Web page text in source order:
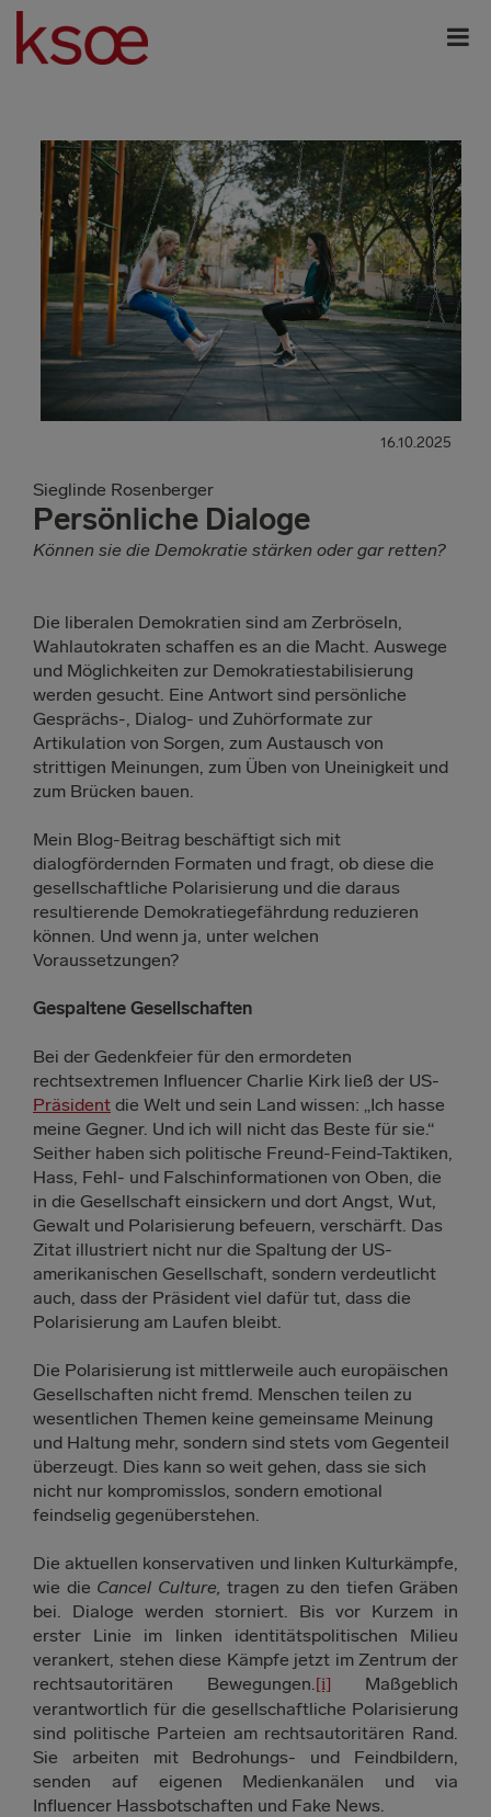
16.10.2025
Sieglinde Rosenberger
Persönliche Dialoge
Können sie die Demokratie stärken oder gar retten?
Die liberalen Demokratien sind am Zerbröseln,
Wahlautokraten schaffen es an die Macht. Auswege
und Möglichkeiten zur Demokratiestabilisierung
werden gesucht. Eine Antwort sind persönliche
Gesprächs-, Dialog- und Zuhörformate zur
Artikulation von Sorgen, zum Austausch von
strittigen Meinungen, zum Üben von Uneinigkeit und
zum Brücken bauen.
Mein Blog-Beitrag beschäftigt sich mit
dialogfördernden Formaten und fragt, ob diese die
gesellschaftliche Polarisierung und die daraus
resultierende Demokratiegefährdung reduzieren
können. Und wenn ja, unter welchen
Voraussetzungen?
Gespaltene Gesellschaften
Bei der Gedenkfeier für den ermordeten
rechtsextremen Influencer Charlie Kirk ließ der US-
Präsident die Welt und sein Land wissen: „Ich hasse
meine Gegner. Und ich will nicht das Beste für sie.“
Seither haben sich politische Freund-Feind-Taktiken,
Hass, Fehl- und Falschinformationen von Oben, die
in die Gesellschaft einsickern und dort Angst, Wut,
Gewalt und Polarisierung befeuern, verschärft. Das
Zitat illustriert nicht nur die Spaltung der US-
amerikanischen Gesellschaft, sondern verdeutlicht
auch, dass der Präsident viel dafür tut, dass die
Polarisierung am Laufen bleibt.
Die Polarisierung ist mittlerweile auch europäischen
Gesellschaften nicht fremd. Menschen teilen zu
wesentlichen Themen keine gemeinsame Meinung
und Haltung mehr, sondern sind stets vom Gegenteil
überzeugt. Dies kann so weit gehen, dass sie sich
nicht nur kompromisslos, sondern emotional
feindselig gegenüberstehen.
Die aktuellen konservativen und linken Kulturkämpfe,
wie die Cancel Culture, tragen zu den tiefen Gräben
bei. Dialoge werden storniert. Bis vor Kurzem in
erster Linie im linken identitätspolitischen Milieu
verankert, stehen diese Kämpfe jetzt im Zentrum der
rechtsautoritären Bewegungen. [i]
Maßgeblich
verantwortlich für die gesellschaftliche Polarisierung
sind politische Parteien am rechtsautoritären Rand.
Sie arbeiten mit Bedrohungs- und Feindbildern,
senden auf eigenen Medienkanälen und via
Influencer Hassbotschaften und Fake News.